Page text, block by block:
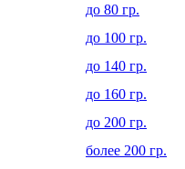
до 80 гр.
до 100 гр.
до 140 гр.
до 160 гр.
до 200 гр.
более 200 гр.